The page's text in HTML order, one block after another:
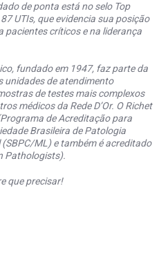
de ponta está no selo Top
UTIs, que evidencia sua posição
pacientes críticos e na liderança
fundado em 1947, faz parte da
unidades de atendimento
de testes mais complexos
médicos da Rede D’Or. O Richet
de Acreditação para
Brasileira de Patologia
ML) e também é acreditado
Pathologists).
que precisar!